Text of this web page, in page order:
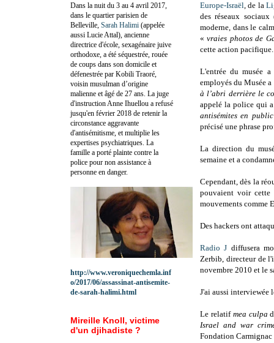
Europe-Israël, de la
des réseaux
moderne, dans le
«vraies photos de
cette action pacifique.
L'entrée du musée
employés du Musée
à l’abri derrière le
appelé la police qui
antisémites en public
précisé une phrase
La direction du
semaine et a
Cependant, dès la
pouvaient voir cette
mouvements comme
Des hackers ont
Radio J diffusera
Zerbib, directeur de
novembre 2010 et le
J'ai aussi interviewée
Le relatif mea culpa
Israel and war
Fondation
Dans la nuit du 3 au 4 avril 2017,
dans le quartier parisien de
Belleville, Sarah Halimi (appelée
aussi Lucie Attal), ancienne
directrice d'école, sexagénaire juive
orthodoxe, a été séquestrée, rouée
de coups dans son domicile et
défenestrée par Kobili Traoré,
voisin musulman d’origine
malienne et âgé de 27 ans. La juge
d'instruction Anne Ihuellou a refusé
jusqu'en février 2018 de retenir la
circonstance aggravante
d'antisémitisme, et multiplie les
expertises psychiatriques. La
famille a porté plainte contre la
police pour non assistance à
personne en danger.
http://www.veroniquechemla.inf
o/2017/06/assassinat-antisemite-
de-sarah-halimi.html
Mireille Knoll, victime
d'un djihadiste ?